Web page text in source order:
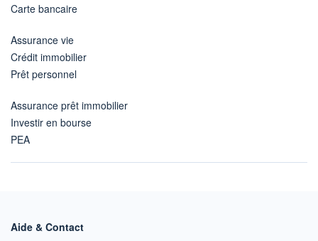
Carte bancaire
Assurance vie
Crédit immobilier
Prêt personnel
Assurance prêt immobilier
Investir en bourse
PEA
Aide & Contact